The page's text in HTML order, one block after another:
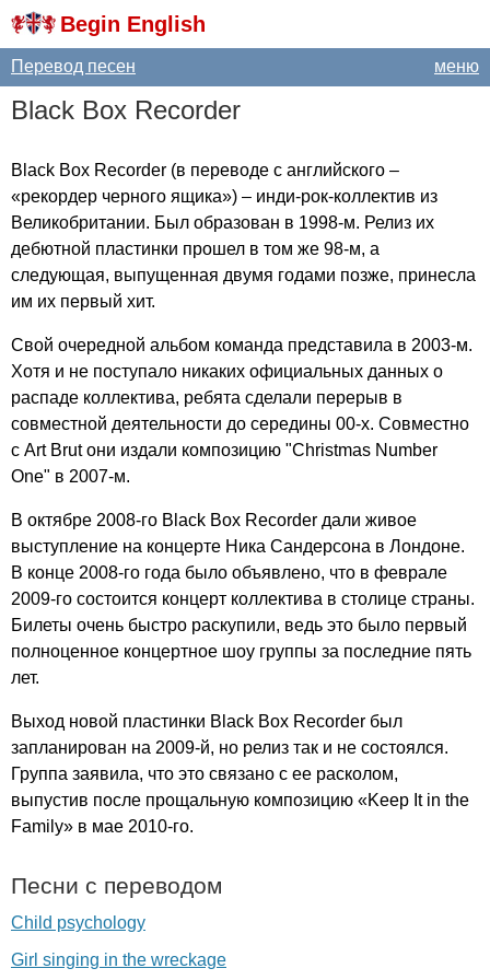
Begin English
меню
Перевод песен
Black Box Recorder
Black Box Recorder (в переводе с английского –
«рекордер черного ящика») – инди-рок-коллектив из
Великобритании. Был образован в 1998-м. Релиз их
дебютной пластинки прошел в том же 98-м, а
следующая, выпущенная двумя годами позже, принесла
им их первый хит.
Свой очередной альбом команда представила в 2003-м.
Хотя и не поступало никаких официальных данных о
распаде коллектива, ребята сделали перерыв в
совместной деятельности до середины 00-х. Совместно
с Art Brutони издали композицию "Christmas Number
One" в 2007-м.
В октябре 2008-го Black Box Recorder дали живое
выступление на концерте Ника Сандерсона в Лондоне.
В конце 2008-го года было объявлено, что в феврале
2009-го состоится концерт коллектива в столице страны.
Билеты очень быстро раскупили, ведь это было первый
полноценное концертное шоу группы за последние пять
лет.
Выход новой пластинки Black Box Recorder был
запланирован на 2009-й, но релиз так и не состоялся.
Группа заявила, что это связано с ее расколом,
выпустив после прощальную композицию «Keep It in the
Family» в мае 2010-го.
Песни с переводом
Child psychology
Girl singing in the wreckage